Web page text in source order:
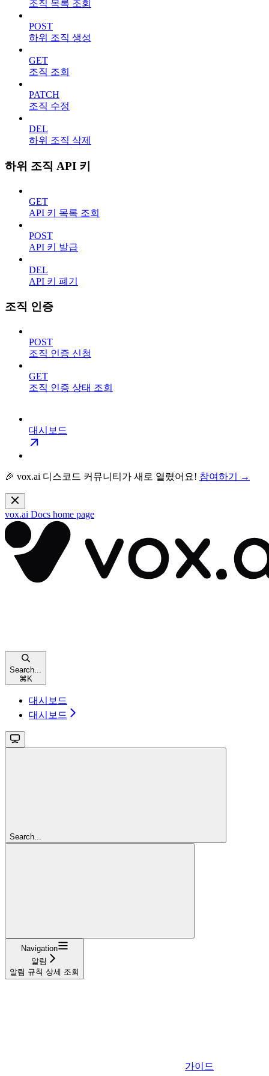
조직 목록 조회
POST
하위 조직 생성
GET
조직 조회
PATCH
조직 수정
DEL
하위 조직 삭제
하위 조직 API 키
GET
API 키 목록 조회
POST
API 키 발급
DEL
API 키 폐기
조직 인증
POST
조직 인증 신청
GET
조직 인증 상태 조회
대시보드
🎉 vox.ai 디스코드 커뮤니티가 새로 열렸어요! 참여하기 →
vox.ai Docs home page
Search...
⌘ K
대시보드
대시보드
Search...
Navigation
알림
알림 규칙 상세 조회
가이드